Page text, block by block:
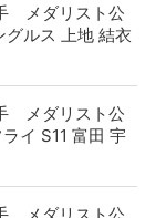
メダリスト公
ルス 上地 結衣
メダリスト公
イ S11 富田 宇